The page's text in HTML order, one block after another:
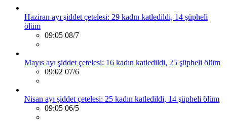
Haziran ayı şiddet çetelesi: 29 kadın katledildi, 14 şüpheli
ölüm
09:05 08/7
Mayıs ayı şiddet çetelesi: 16 kadın katledildi, 25 şüpheli ölüm
09:02 07/6
Nisan ayı şiddet çetelesi: 25 kadın katledildi, 14 şüpheli ölüm
09:05 06/5